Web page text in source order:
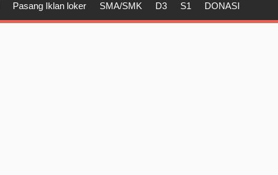
Pasang Iklan loker SMA/SMK D3 S1 DONASI